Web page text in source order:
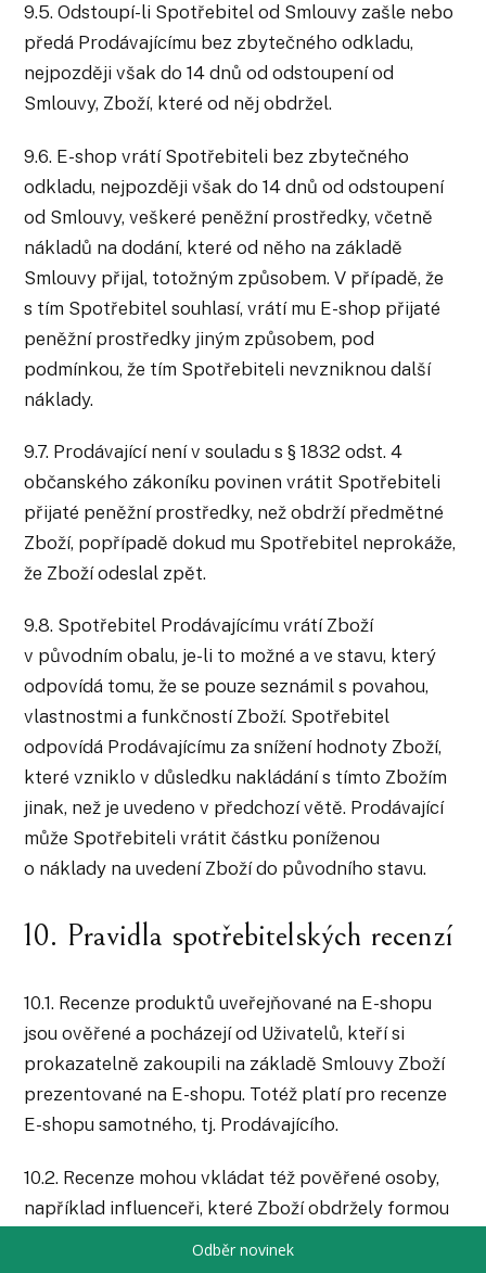
9.5. Odstoupí-li Spotřebitel od Smlouvy zašle nebo
předá Prodávajícímu bez zbytečného odkladu,
nejpozději však do 14 dnů od odstoupení od
Smlouvy, Zboží, které od něj obdržel.
9.6. E-shop vrátí Spotřebiteli bez zbytečného
odkladu, nejpozději však do 14 dnů od odstoupení
od Smlouvy, veškeré peněžní prostředky, včetně
nákladů na dodání, které od něho na základě
Smlouvy přijal, totožným způsobem. V případě, že
s tím Spotřebitel souhlasí, vrátí mu E-shop přijaté
peněžní prostředky jiným způsobem, pod
podmínkou, že tím Spotřebiteli nevzniknou další
náklady.
9.7. Prodávající není v souladu s § 1832 odst. 4
občanského zákoníku povinen vrátit Spotřebiteli
přijaté peněžní prostředky, než obdrží předmětné
Zboží, popřípadě dokud mu Spotřebitel neprokáže,
že Zboží odeslal zpět.
9.8. Spotřebitel Prodávajícímu vrátí Zboží
v původním obalu, je-li to možné a ve stavu, který
odpovídá tomu, že se pouze seznámil s povahou,
vlastnostmi a funkčností Zboží. Spotřebitel
odpovídá Prodávajícímu za snížení hodnoty Zboží,
které vzniklo v důsledku nakládání s tímto Zbožím
jinak, než je uvedeno v předchozí větě. Prodávající
může Spotřebiteli vrátit částku poníženou
o náklady na uvedení Zboží do původního stavu.
10. Pravidla spotřebitelských recenzí
10.1. Recenze produktů uveřejňované na E-shopu
jsou ověřené a pocházejí od Uživatelů, kteří si
prokazatelně zakoupili na základě Smlouvy Zboží
prezentované na E-shopu. Totéž platí pro recenze
E-shopu samotného, tj. Prodávajícího.
10.2. Recenze mohou vkládat též pověřené osoby,
například influenceři, které Zboží obdržely formou
Odběr novinek